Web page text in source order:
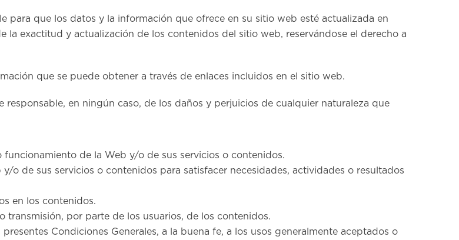
para que los datos y la información que ofrece en su sitio web esté actualizada en
la exactitud y actualización de los contenidos del sitio web, reservándose el derecho a
que se puede obtener a través de enlaces incluidos en el sitio web.
responsable, en ningún caso, de los daños y perjuicios de cualquier naturaleza que
de la Web y/o de sus servicios o contenidos.
o de sus servicios o contenidos para satisfacer necesidades, actividades o resultados
en los contenidos.
transmisión, por parte de los usuarios, de los contenidos.
Condiciones Generales, a la buena fe, a los usos generalmente aceptados o